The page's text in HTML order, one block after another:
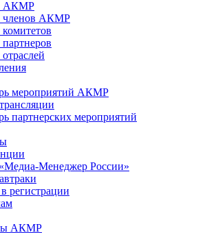
АКМР
членов АКМР
мероприятий АКМР
партнерских мероприятий
Менеджер России»
регистрации
АКМР